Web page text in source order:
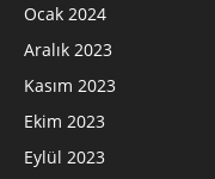
Ocak 2024
Aralık 2023
Kasım 2023
Ekim 2023
Eylül 2023